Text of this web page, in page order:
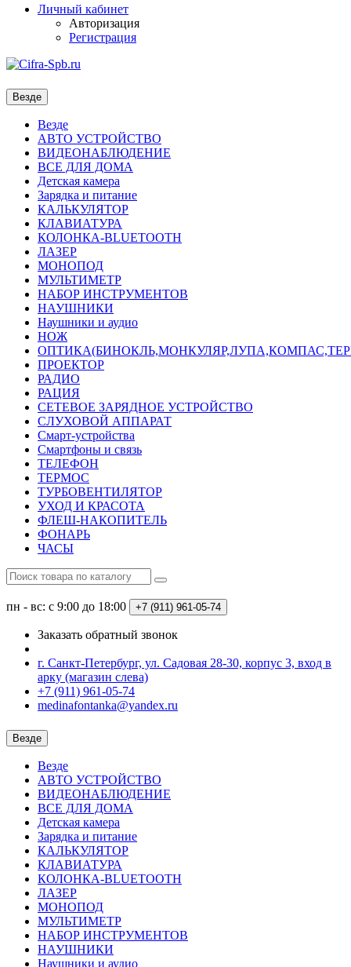
Личный кабинет
Авторизация
Регистрация
Везде
Везде
АВТО УСТРОЙСТВО
ВИДЕОНАБЛЮДЕНИЕ
ВСЕ ДЛЯ ДОМА
Детская камера
Зарядка и питание
КАЛЬКУЛЯТОР
КЛАВИАТУРА
КОЛОНКА-BLUETOOTH
ЛАЗЕР
МОНОПОД
МУЛЬТИМЕТР
НАБОР ИНСТРУМЕНТОВ
НАУШНИКИ
Наушники и аудио
НОЖ
ПРОЕКТОР
РАДИО
РАЦИЯ
СЕТЕВОЕ ЗАРЯДНОЕ УСТРОЙСТВО
СЛУХОВОЙ АППАРАТ
Смарт-устройства
Смартфоны и связь
ТЕЛЕФОН
ТЕРМОС
ТУРБОВЕНТИЛЯТОР
УХОД И КРАСОТА
ФЛЕШ-НАКОПИТЕЛЬ
ФОНАРЬ
ЧАСЫ
пн - вс: с 9:00 до 18:00 +7 (911) 961-05-74
Заказать обратный звонок
г. Санкт-Петербург, ул. Садовая 28-30, корпус 3, вход в
арку (магазин слева)
+7 (911) 961-05-74
medinafontanka@yandex.ru
Везде
Везде
АВТО УСТРОЙСТВО
ВИДЕОНАБЛЮДЕНИЕ
ВСЕ ДЛЯ ДОМА
Детская камера
Зарядка и питание
КАЛЬКУЛЯТОР
КЛАВИАТУРА
КОЛОНКА-BLUETOOTH
ЛАЗЕР
МОНОПОД
МУЛЬТИМЕТР
НАБОР ИНСТРУМЕНТОВ
НАУШНИКИ
Наушники и аудио